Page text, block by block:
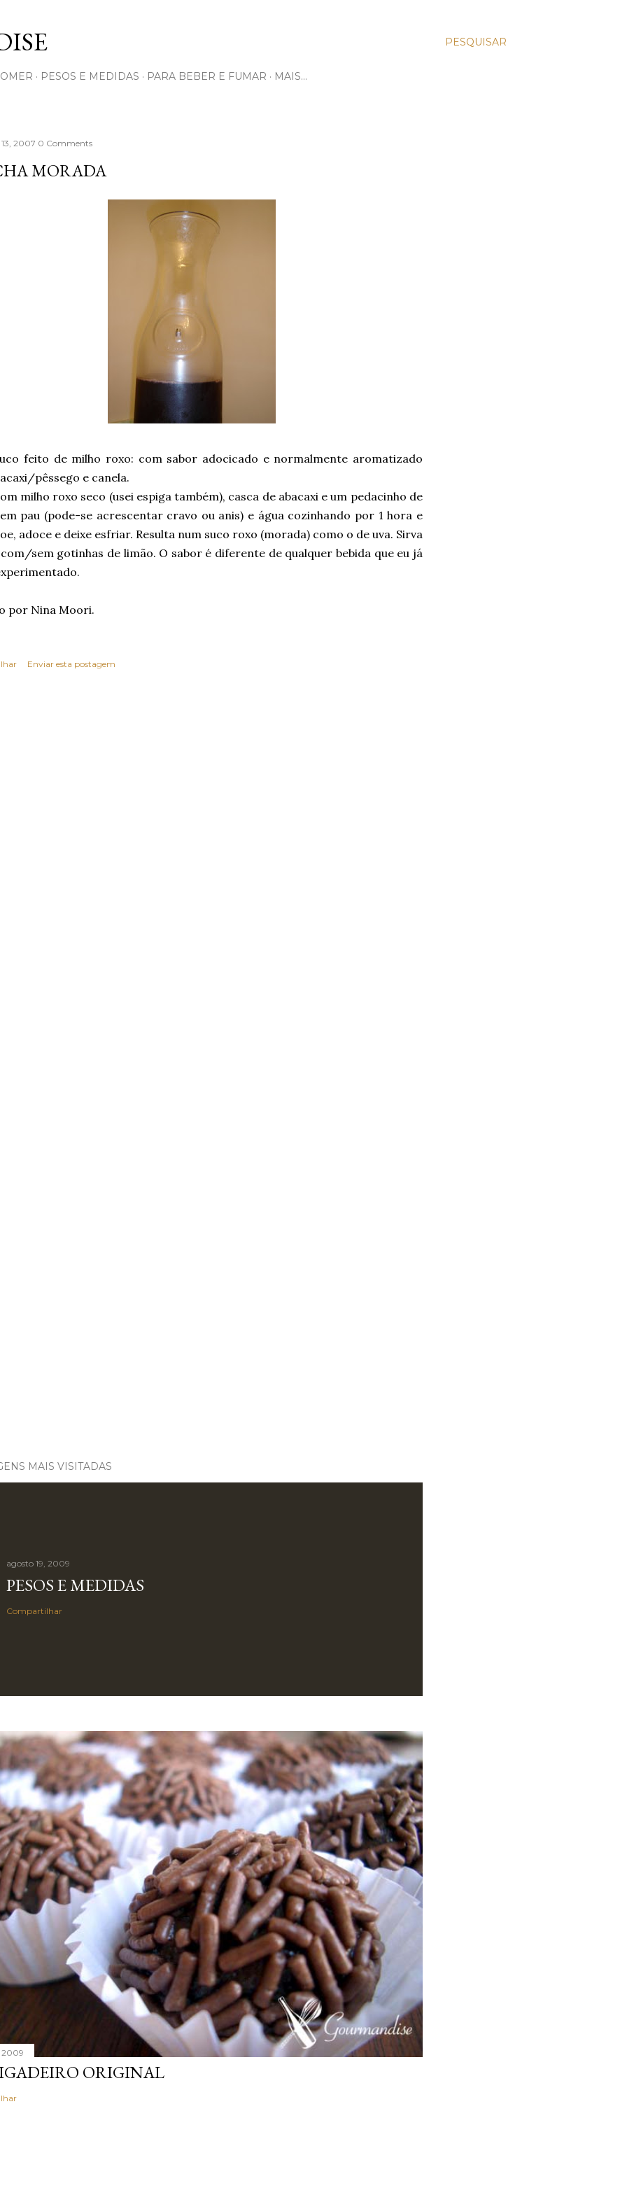
PESQUISAR
PESOS E MEDIDAS PARA BEBER E FUMAR MAIS…
2007 0 Comments
MORADA
feito de milho roxo: com sabor adocicado e normalmente aromatizado
pêssego e canela.
milho roxo seco (usei espiga também), casca de abacaxi e um pedacinho de
pau (pode-se acrescentar cravo ou anis) e água cozinhando por 1 hora e
adoce e deixe esfriar. Resulta num suco roxo (morada) como o de uva. Sirva
sem gotinhas de limão. O sabor é diferente de qualquer bebida que eu já
por Nina Moori.
Enviar esta postagem
MAIS VISITADAS
agosto 19, 2009
PESOS E MEDIDAS
Compartilhar
2009
ORIGINAL